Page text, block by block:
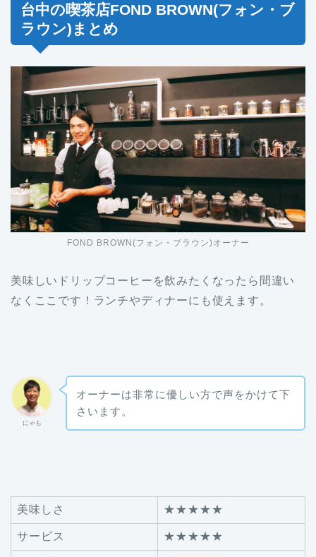
台中の喫茶店FOND BROWN(フォン・ブ
ラウン)まとめ
FOND BROWN(フォン・ブラウン)オーナー
美味しいドリップコーヒーを飲みたくなったら間違い
なくここです！ ランチやディナーにも使えます。
にゃも
オーナーは非常に優しい方で声をかけて下
さいます。
美味しさ ★★★★★
サービス ★★★★★